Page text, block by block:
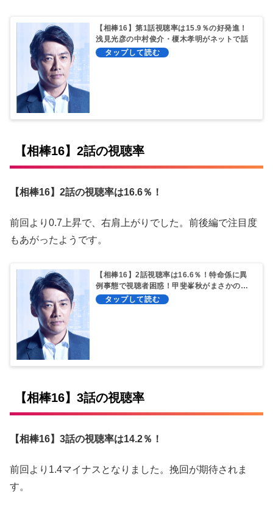
【相棒16】第1話視聴率は15.9％の好発進！
浅見光彦の中村俊介・榎木孝明がネットで話
題
【相棒16】2話の視聴率
【相棒16】2話の視聴率は16.6％！
前回より0.7上昇で、右肩上がりでした。前後編で注目度
もあがったようです。
【相棒16】2話視聴率は16.6％！特命係に異
例事態で視聴者困惑！甲斐峯秋がまさかの…
【相棒16】3話の視聴率
【相棒16】3話の視聴率は14.2％！
前回より1.4マイナスとなりました。挽回が期待されま
す。